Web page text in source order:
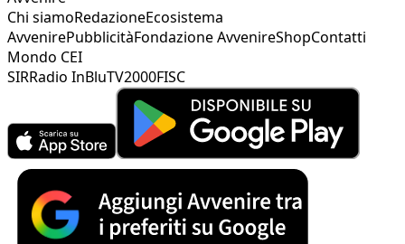
Chi siamoRedazioneEcosistema
AvvenirePubblicitàFondazione AvvenireShopContatti
Mondo CEI
SIRRadio InBluTV2000FISC